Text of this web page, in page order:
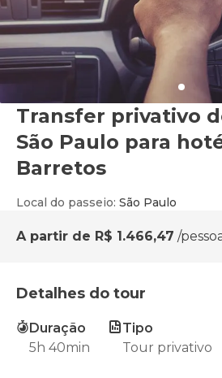
Transfer privativo
São Paulo para
Barretos
Local do passeio: São Paulo
A partir de R$ 1.466,47 /
Detalhes do tour
Duração
5h 40min
Tipo
Tour privativo